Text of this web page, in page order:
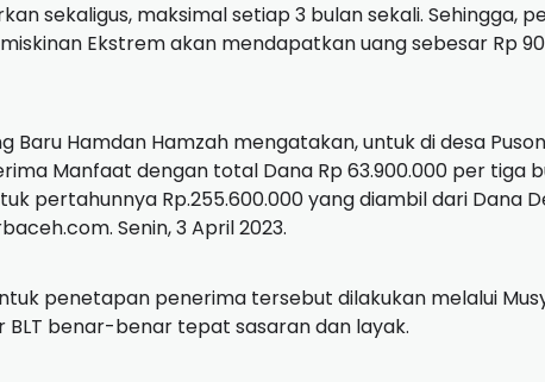
sekaligus, maksimal setiap 3 bulan sekali. Sehingga,
Ekstrem akan mendapatkan uang sebesar Rp
Baru Hamdan Hamzah mengatakan, untuk di desa
Manfaat dengan total Dana Rp 63.900.000 per tiga
pertahunnya Rp.255.600.000 yang diambil dari Dana
Senin, 3 April 2023.
penetapan penerima tersebut dilakukan melalui
BLT benar-benar tepat sasaran dan layak.